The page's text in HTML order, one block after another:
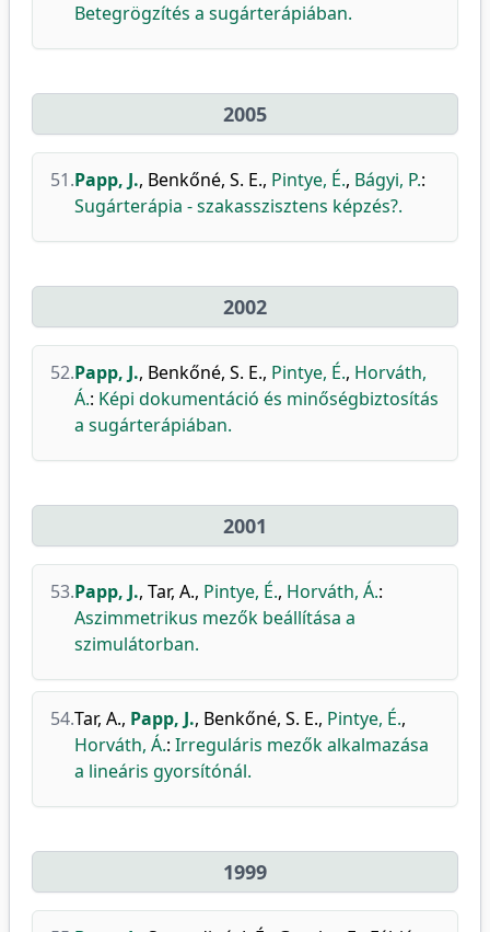
Betegrögzítés a sugárterápiában.
2005
51.Papp, J., Benkőné, S. E., Pintye, É., Bágyi, P.:
Sugárterápia - szakasszisztens képzés?.
2002
52.Papp, J., Benkőné, S. E., Pintye, É., Horváth,
Á.: Képi dokumentáció és minőségbiztosítás
a sugárterápiában.
2001
53.Papp, J., Tar, A., Pintye, É., Horváth, Á.:
Aszimmetrikus mezők beállítása a
szimulátorban.
54.Tar, A., Papp, J., Benkőné, S. E., Pintye, É.,
Horváth, Á.: Irreguláris mezők alkalmazása
a lineáris gyorsítónál.
1999